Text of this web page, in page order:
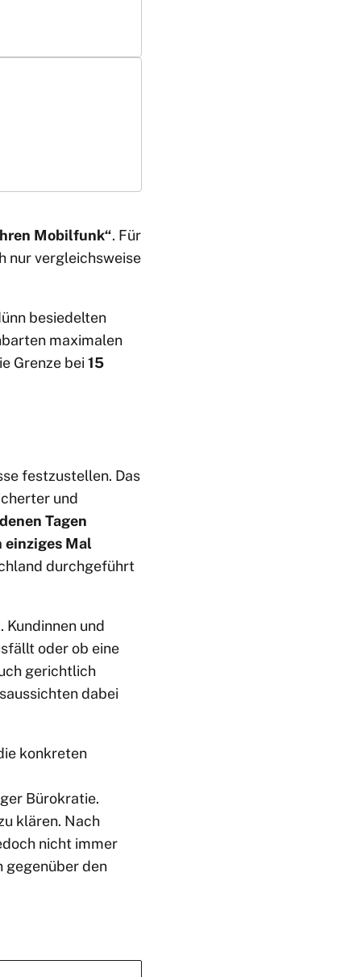
Mobilfunk“. Für
nur vergleichsweise
besiedelten
maximalen
Grenze bei 15
festzustellen. Das
und
Tagen
einziges Mal
durchgeführt
und
oder ob eine
gerichtlich
dabei
konkreten
Bürokratie.
klären. Nach
nicht immer
gegenüber den